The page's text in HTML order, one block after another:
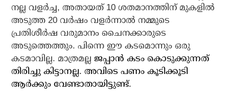
നല്ല വളര്‍ച്ച, അതായത് 10 ശതമാനത്തിന് മുകളില്‍
അടുത്ത 20 വര്‍ഷം വളര്‍ന്നാല്‍ നമ്മുടെ
പ്രതിശീര്‍ഷ വരുമാനം ചൈനക്കാരുടെ
അടുത്തെത്തും. പിന്നെ ഈ കടമൊന്നും ഒരു
കടമാവില്ല. മാത്രമല്ലജപ്പാന്‍ കടം കൊടുക്കുന്നത്
തിരിച്ചു കിട്ടാനല്ല. അവിടെ പണം കൂടിക്കൂടി
ആര്‍ക്കും വേണ്ടാതായിട്ടുണ്ട്.